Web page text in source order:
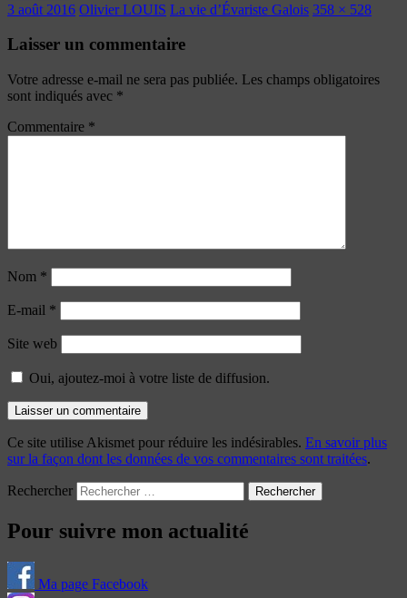
3 août 2016 Olivier LOUIS La vie d’Évariste Galois 358 × 528
Laisser un commentaire
Votre adresse e-mail ne sera pas publiée. Les champs obligatoires
sont indiqués avec *
Commentaire *
Nom *
E-mail *
Site web
Oui, ajoutez-moi à votre liste de diffusion.
Ce site utilise Akismet pour réduire les indésirables. En savoir plus
sur la façon dont les données de vos commentaires sont traitées.
Rechercher
Pour suivre mon actualité
Ma page Facebook